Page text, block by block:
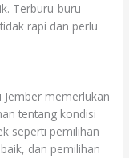
Terburu-buru
rapi dan perlu
memerlukan
tentang kondisi
seperti pemilihan
dan pemilihan